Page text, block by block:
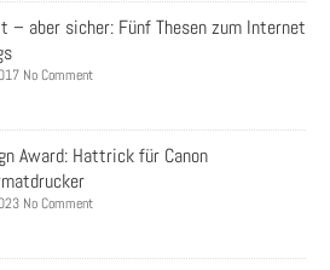
– aber sicher: Fünf Thesen zum Internet
No Comment
Award: Hattrick für Canon
No Comment